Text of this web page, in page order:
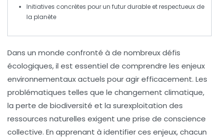
Initiatives concrètes pour un futur durable et respectueux de
la planète
Dans un monde confronté à de nombreux défis
écologiques, il est essentiel de comprendre les enjeux
environnementaux actuels pour agir efficacement. Les
problématiques telles que le changement climatique,
la perte de biodiversité et la surexploitation des
ressources naturelles exigent une prise de conscience
collective. En apprenant à identifier ces enjeux, chacun